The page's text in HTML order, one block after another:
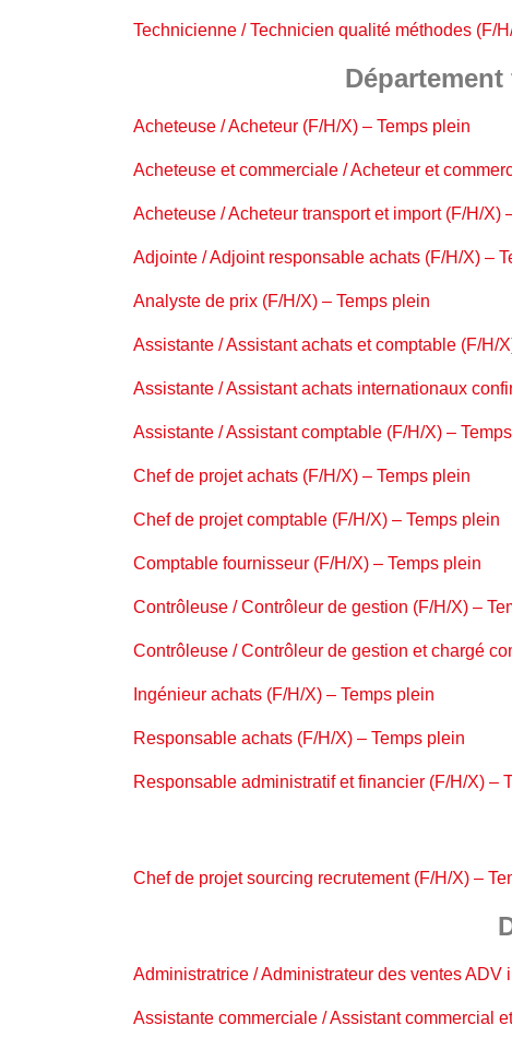
Technicienne / Technicien qualité méthodes (F/
Acheteuse / Acheteur (F/H/X) – Temps plein
Acheteuse et commerciale / Acheteur et
Acheteuse / Acheteur transport et import (F/H/X)
Adjointe / Adjoint responsable achats (F/H/X) –
Analyste de prix (F/H/X) – Temps plein
Assistante / Assistant achats et comptable (F/H/
Assistante / Assistant achats internationaux
Assistante / Assistant comptable (F/H/X) –
Chef de projet achats (F/H/X) – Temps plein
Chef de projet comptable (F/H/X) – Temps plein
Comptable fournisseur (F/H/X) – Temps plein
Contrôleuse / Contrôleur de gestion (F/H/X) –
Contrôleuse / Contrôleur de gestion et chargé
Ingénieur achats (F/H/X) – Temps plein
Responsable achats (F/H/X) – Temps plein
Responsable administratif et financier (F/H/X) –
Chef de projet sourcing recrutement (F/H/X) –
Administratrice / Administrateur des ventes ADV
Assistante commerciale / Assistant commercial